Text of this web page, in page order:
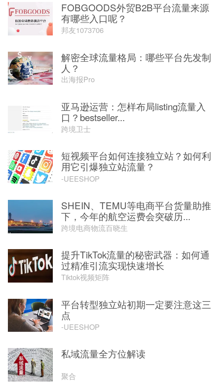
FOBGOODS外贸B2B平台流量来源
有哪些入口呢？
邦友1073706
解密全球流量格局：哪些平台先发制
人？
出海报Pro
亚马逊运营：怎样布局listing流量入
口？bestseller...
跨境卫士
短视频平台如何连接独立站？如何利
用它引爆独立站流量？
-UEESHOP
SHEIN、TEMU等电商平台货量助推
下，今年的航空运费会突破历...
跨境电商物流百晓生
提升TikTok流量的秘密武器：如何通
过精准引流实现快速增长
Tiktok视频矩阵
平台转型独立站初期一定要注意这三
点
-UEESHOP
私域流量全方位解读
聚合